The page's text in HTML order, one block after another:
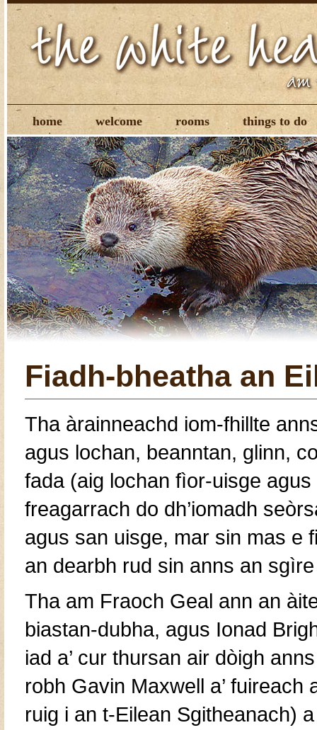
home welcome rooms things to do
Fiadh-bheatha an
Tha àrainneachd iom-fhillte
agus lochan, beanntan, glinn,
fada (aig lochan fìor-uisge
freagarrach do dh’iomadh
agus san uisge, mar sin mas e
an dearbh rud sin anns an
Tha am Fraoch Geal ann an
biastan-dubha, agus Ionad
iad a’ cur thursan air dòigh
robh Gavin Maxwell a’
ruig i an t-Eilean Sgitheanach)